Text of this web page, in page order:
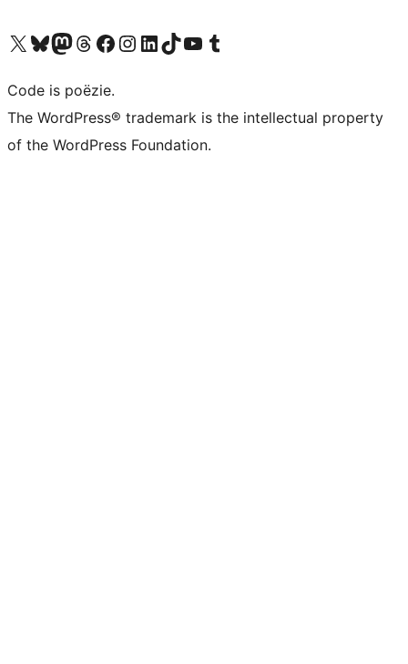
Bezoek ons X (voorheen Twitter) account
Bezoek ons Bluesky account
Bezoek ons Mastodon account
Bezoek ons Threads account
Onze Facebook pagina bezoeken
Bezoek ons Instagram account
Bezoek ons LinkedIn account
Bezoek ons TikTok account
Bezoek ons YouTube kanaalBezoek ons Tumblr account
Code is poëzie.
The WordPress® trademark is the intellectual property
of the WordPress Foundation.